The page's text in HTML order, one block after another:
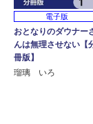
電子版
おとなりのダウナー
んは無理させない【
冊版】
瑠璃 いろ